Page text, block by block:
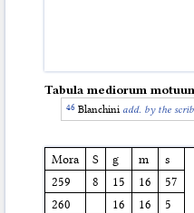
Tabula mediorum
Blanchini add. by the
Mora S g m s
259
8 15 16 57
260
16 16 5